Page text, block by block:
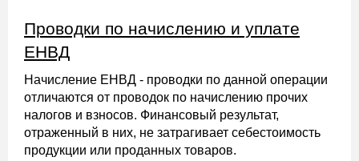
Проводки по начислению и уплате
ЕНВД
Начисление ЕНВД - проводки по данной операции
отличаются от проводок по начислению прочих
налогов и взносов. Финансовый результат,
отраженный в них, не затрагивает себестоимость
продукции или проданных товаров.